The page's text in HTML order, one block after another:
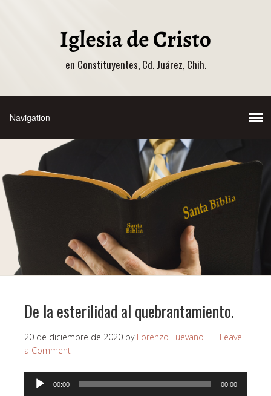
en Constituyentes, Cd. Juárez, Chih.
De la esterilidad al quebrantamiento.
20 de diciembre de 2020 by Lorenzo Luevano
Leave
a Comment
Reproductor
00:00 00:00